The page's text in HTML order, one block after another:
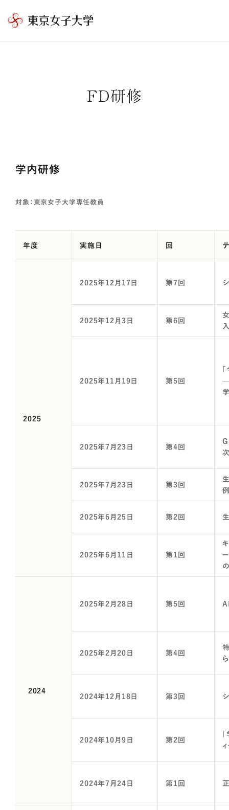
東
FD研修
学内研修
対象：東京女子大学専任教員
年度 実施日 回
2025
2025年12月17日 第7回
2025年12月3日 第6回
2025年11月19日 第5回
—
2025年7月23日 第4回
2025年7月23日 第3回
2025年6月25日 第2回
2025年6月11日 第1回
2024
2025年2月28日 第5回
2025年2月20日 第4回
2024年12月18日 第3回
2024年10月9日 第2回
2024年7月24日 第1回